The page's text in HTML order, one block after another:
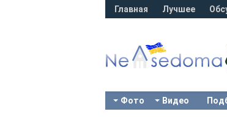
Главная Лучшее
Фото Видео